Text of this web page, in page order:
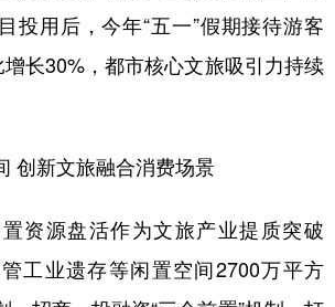
投用后，今年“五一”假期接待游客
长30%，都市核心文旅吸引力持续
新文旅融合消费场景
源盘活作为文旅产业提质突破
工业遗存等闲置空间2700万平方